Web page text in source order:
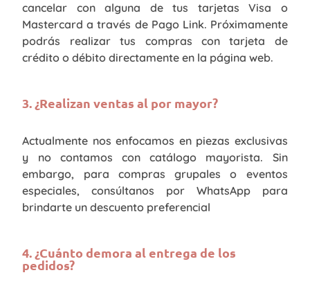
cancelar con alguna de tus tarjetas Visa o
Mastercard a través de Pago Link. Próximamente
podrás realizar tus compras con tarjeta de
crédito o débito directamente en la página web.
3. ¿Realizan ventas al por mayor?
Actualmente nos enfocamos en piezas exclusivas
y no contamos con catálogo mayorista. Sin
embargo, para compras grupales o eventos
especiales, consúltanos por WhatsApp para
brindarte un descuento preferencial
4. ¿Cuánto demora al entrega de los
pedidos?